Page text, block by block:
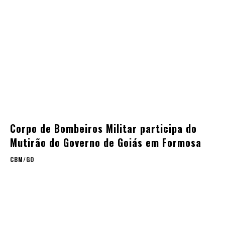
Corpo de Bombeiros Militar participa do
Mutirão do Governo de Goiás em Formosa
CBM/GO